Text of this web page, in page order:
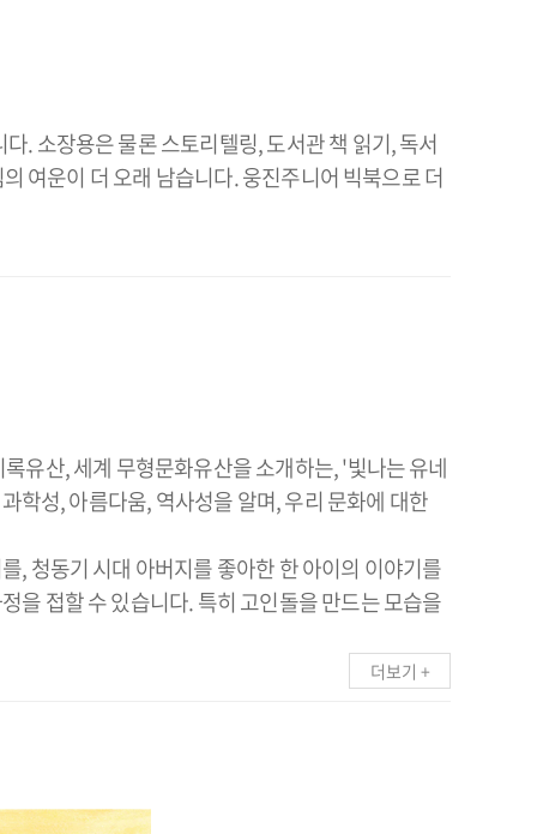
. 소장용은 물론 스토리텔링, 도서관 책 읽기, 독서
여운이 더 오래 남습니다. 웅진주니어 빅북으로 더
유산, 세계 무형문화유산을 소개하는, '빛나는 유네
학성, 아름다움, 역사성을 알며, 우리 문화에 대한
, 청동기 시대 아버지를 좋아한 한 아이의 이야기를
을 접할 수 있습니다. 특히 고인돌을 만드는 모습을
더보기 +